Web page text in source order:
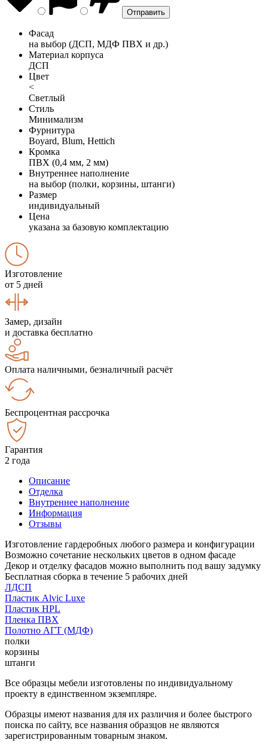
Фасад
на выбор (ДСП, МДФ ПВХ и др.)
Материал корпуса
ДСП
Цвет
<
Светлый
Стиль
Минимализм
Фурнитура
Boyard, Blum, Hettich
Кромка
ПВХ (0,4 мм, 2 мм)
Внутреннее наполнение
на выбор (полки, корзины, штанги)
Размер
индивидуальный
Цена
указана за базовую комплектацию
Изготовление
от 5 дней
Замер, дизайн
и доставка бесплатно
Оплата наличными, безналичный расчёт
Беспроцентная рассрочка
Гарантия
2 года
Описание
Отделка
Внутреннее наполнение
Информация
Отзывы
Изготовление гардеробных любого размера и конфигурации
Возможно сочетание нескольких цветов в одном фасаде
Декор и отделку фасадов можно выполнить под вашу задумку
Бесплатная сборка в течение 5 рабочих дней
ЛДСП
Пластик Alvic Luxe
Пластик HPL
Пленка ПВХ
Полотно АГТ (МДФ)
полки
корзины
штанги
Все образцы мебели изготовлены по индивидуальному
проекту в единственном экземпляре.
Образцы имеют названия для их различия и более быстрого
поиска по сайту, все названия образцов не являются
зарегистрированным товарным знаком.